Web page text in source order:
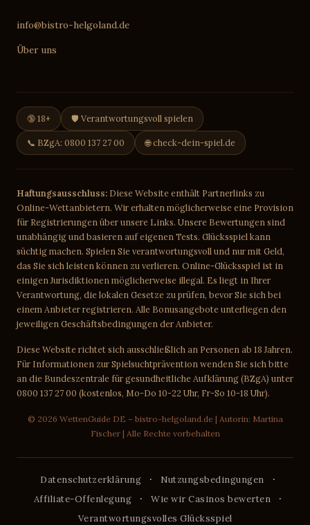
info@bistro-helgoland.de
Über uns
🔞 18+ 🛡️ Verantwortungsvoll spielen
📞 BZgA: 0800 137 27 00 🌐 check-dein-spiel.de
Haftungsausschluss: Diese Website enthält Partnerlinks zu
Online-Wettanbietern. Wir erhalten möglicherweise eine Provision
für Registrierungen über unsere Links. Unsere Bewertungen sind
unabhängig und basieren auf eigenen Tests. Glücksspiel kann
süchtig machen. Spielen Sie verantwortungsvoll und nur mit Geld,
das Sie sich leisten können zu verlieren. Online-Glücksspiel ist in
einigen Jurisdiktionen möglicherweise illegal. Es liegt in Ihrer
Verantwortung, die lokalen Gesetze zu prüfen, bevor Sie sich bei
einem Anbieter registrieren. Alle Bonusangebote unterliegen den
jeweiligen Geschäftsbedingungen der Anbieter.
Diese Website richtet sich ausschließlich an Personen ab 18 Jahren.
Für Informationen zur Spielsuchtprävention wenden Sie sich bitte
an die Bundeszentrale für gesundheitliche Aufklärung (BZgA) unter
0800 137 27 00 (kostenlos, Mo-Do 10-22 Uhr, Fr-So 10-18 Uhr).
© 2026 WettenGuide DE – bistro-helgoland.de | Autorin: Martina
Fischer | Alle Rechte vorbehalten
Datenschutzerklärung · Nutzungsbedingungen ·
Affiliate-Offenlegung · Wie wir Casinos bewerten ·
Verantwortungsvolles Glücksspiel